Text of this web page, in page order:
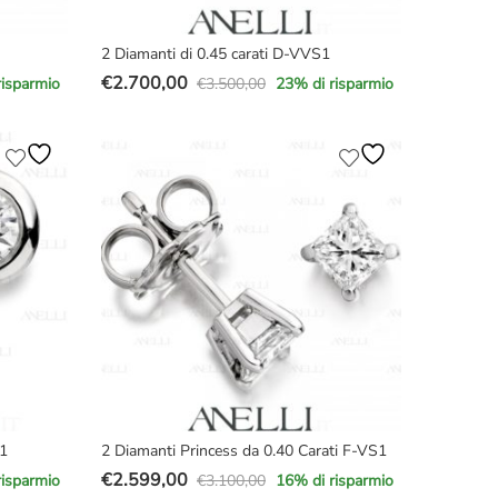
2 Diamanti di 0.45 carati D-VVS1
€3.500,00
Il
€3.500,00.
€2.700,00
Il
€2.700,00.
23% di risparmio
2 Diamanti Princess da 0.40 Carati F-VS1
€3.100,00
Il
€2.599,00
Il 16% di risparmio